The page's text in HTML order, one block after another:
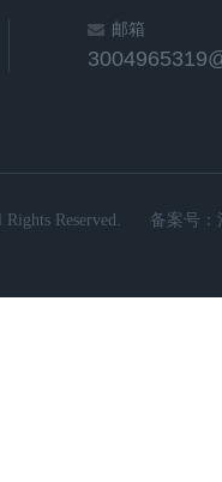
邮箱
Reserved. 备案号：